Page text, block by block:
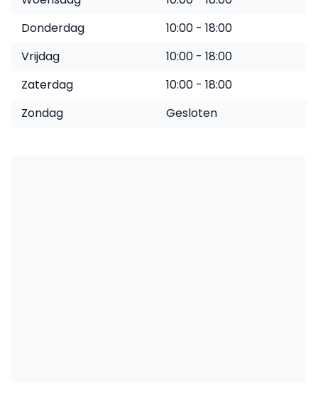
Donderdag
10:00 - 18:00
Vrijdag
10:00 - 18:00
Zaterdag
10:00 - 18:00
Zondag
Gesloten